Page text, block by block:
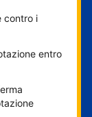
contro i
entro